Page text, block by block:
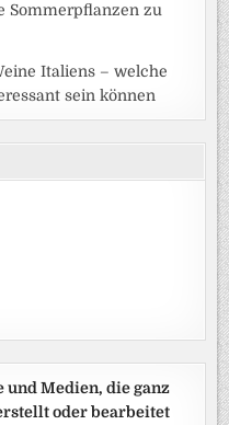
Sommerpflanzen zu
Italiens – welche
sein können
und Medien, die ganz
oder bearbeitet